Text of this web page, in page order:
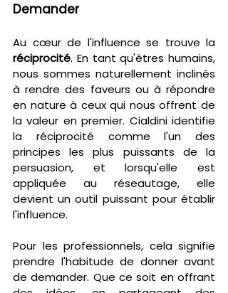
Demander
réciprocité. En tant qu'êtres humains,
nous sommes naturellement inclinés
à rendre des faveurs ou à répondre
en nature à ceux qui nous offrent de
la valeur en premier. Cialdini identifie
la réciprocité comme l'un des
principes les plus puissants de la
persuasion, et lorsqu'elle est
appliquée au réseautage, elle
devient un outil puissant pour établir
l'influence.
Pour les professionnels, cela signifie
prendre l'habitude de donner avant
de demander. Que ce soit en offrant